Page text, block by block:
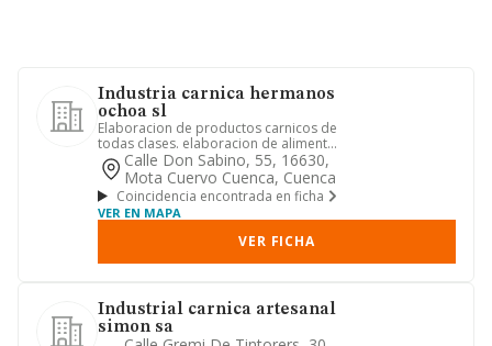
Industria carnica hermanos
ochoa sl
Elaboracion de productos carnicos de
todas clases. elaboracion de alimentos
y platos preparados pre...
Calle Don Sabino, 55, 16630,
Mota Cuervo Cuenca, Cuenca
Coincidencia encontrada en ficha
VER EN MAPA
VER FICHA
Industrial carnica artesanal
simon sa